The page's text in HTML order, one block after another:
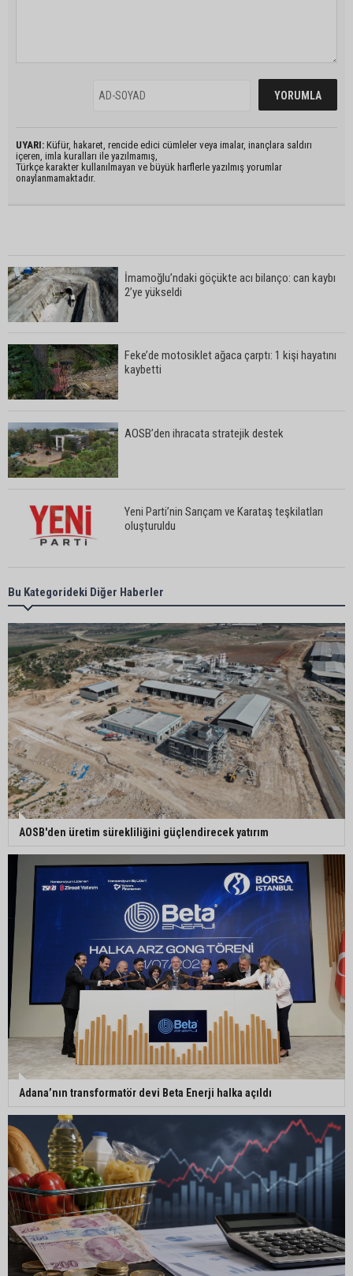
UYARI: Küfür, hakaret, rencide edici cümleler veya imalar, inançlara saldırı
içeren, imla kuralları ile yazılmamış,
Türkçe karakter kullanılmayan ve büyük harflerle yazılmış yorumlar
onaylanmamaktadır.
İmamoğlu’ndaki göçükte acı bilanço: can kaybı
2’ye yükseldi
Feke’de motosiklet ağaca çarptı: 1 kişi hayatını
kaybetti
AOSB’den ihracata stratejik destek
Yeni Parti’nin Sarıçam ve Karataş teşkilatları
oluşturuldu
Feke Belediye Başkanı Cömert Özen, Adana
Valisi Mustafa Yavuz’u makamında ziyaret etti
Yeni Parti Çukurova kurucu ilçe başkanı Ümit Arif
Özsoy oldu
Enerji ve Tabii Kaynaklar Bakanı Alparslan
Bayraktar: “Ceyhan’ı Rotterdam’a çevirebiliriz”
Başkan Ali Bedrettin Karataş’tan sahiller için
duyarlılık çağrısı
MHP Adana İl Başkanı Hakan Yıldırım:
“Liderimize dil uzatmak sizin haddinize değildir”
Adanalı 13 yaşındaki Ela Nur şelalede hayatını
kaybetti
Bu Kategorideki Diğer Haberler
⁠AOSB'den üretim sürekliliğini güçlendirecek yatırım
Adana’nın transformatör devi Beta Enerji halka açıldı